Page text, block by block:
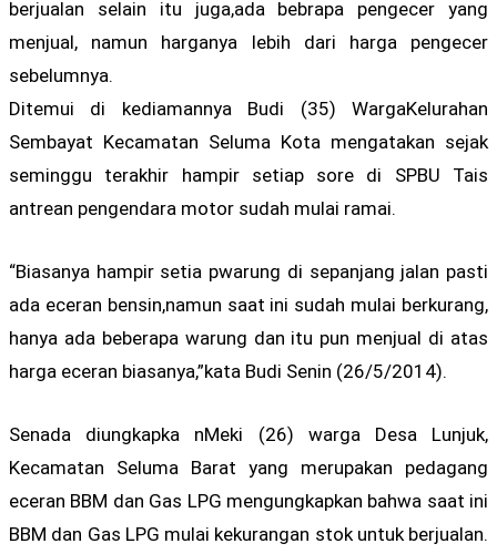
berjualan selain itu juga,ada bebrapa pengecer yang
menjual, namun harganya lebih dari harga pengecer
sebelumnya.
Ditemui di kediamannya Budi (35) WargaKelurahan
Sembayat Kecamatan Seluma Kota mengatakan sejak
seminggu terakhir hampir setiap sore di SPBU Tais
antrean pengendara motor sudah mulai ramai.
“Biasanya hampir setia pwarung di sepanjang jalan pasti
ada eceran bensin,namun saat ini sudah mulai berkurang,
hanya ada beberapa warung dan itu pun menjual di atas
harga eceran biasanya,”kata Budi Senin (26/5/2014).
Senada diungkapka nMeki (26) warga Desa Lunjuk,
Kecamatan Seluma Barat yang merupakan pedagang
eceran BBM dan Gas LPG mengungkapkan bahwa saat ini
BBM dan Gas LPG mulai kekurangan stok untuk berjualan.